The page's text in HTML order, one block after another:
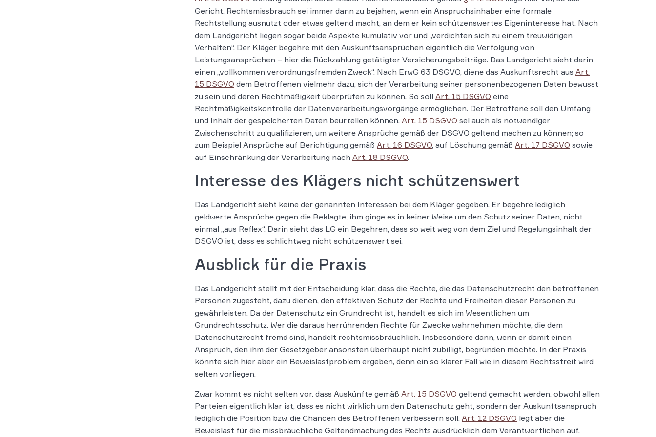
Gericht. Rechtsmissbrauch sei immer dann zu bejahen, wenn ein Anspruchsinhaber eine formale
Rechtstellung ausnutzt oder etwas geltend macht, an dem er kein schützenswertes Eigeninteresse hat. Nach
dem Landgericht liegen sogar beide Aspekte kumulativ vor und „verdichten sich zu einem treuwidrigen
Verhalten“. Der Kläger begehre mit den Auskunftsansprüchen eigentlich die Verfolgung von
Leistungsansprüchen – hier die Rückzahlung getätigter Versicherungsbeiträge. Das Landgericht sieht darin
einen „vollkommen verordnungsfremden Zweck“. Nach ErwG 63 DSGVO, diene das Auskunftsrecht aus Art.
15 DSGVO dem Betroffenen vielmehr dazu, sich der Verarbeitung seiner personenbezogenen Daten bewusst
zu sein und deren Rechtmäßigkeit überprüfen zu können. So soll Art. 15 DSGVO eine
Rechtmäßigkeitskontrolle der Datenverarbeitungsvorgänge ermöglichen. Der Betroffene soll den Umfang
und Inhalt der gespeicherten Daten beurteilen können. Art. 15 DSGVO sei auch als notwendiger
Zwischenschritt zu qualifizieren, um weitere Ansprüche gemäß der DSGVO geltend machen zu können; so
zum Beispiel Ansprüche auf Berichtigung gemäß Art. 16 DSGVO, auf Löschung gemäß Art. 17 DSGVO sowie
auf Einschränkung der Verarbeitung nach Art. 18 DSGVO.
Interesse des Klägers nicht schützenswert
Das Landgericht sieht keine der genannten Interessen bei dem Kläger gegeben. Er begehre lediglich
geldwerte Ansprüche gegen die Beklagte, ihm ginge es in keiner Weise um den Schutz seiner Daten, nicht
einmal „aus Reflex“. Darin sieht das LG ein Begehren, dass so weit weg von dem Ziel und Regelungsinhalt der
DSGVO ist, dass es schlichtweg nicht schützenswert sei.
Ausblick für die Praxis
Das Landgericht stellt mit der Entscheidung klar, dass die Rechte, die das Datenschutzrecht den betroffenen
Personen zugesteht, dazu dienen, den effektiven Schutz der Rechte und Freiheiten dieser Personen zu
gewährleisten. Da der Datenschutz ein Grundrecht ist, handelt es sich im Wesentlichen um
Grundrechtsschutz. Wer die daraus herrührenden Rechte für Zwecke wahrnehmen möchte, die dem
Datenschutzrecht fremd sind, handelt rechtsmissbräuchlich. Insbesondere dann, wenn er damit einen
Anspruch, den ihm der Gesetzgeber ansonsten überhaupt nicht zubilligt, begründen möchte. In der Praxis
könnte sich hier aber ein Beweislastproblem ergeben, denn ein so klarer Fall wie in diesem Rechtsstreit wird
selten vorliegen.
Zwar kommt es nicht selten vor, dass Auskünfte gemäß Art. 15 DSGVO geltend gemacht werden, obwohl allen
Parteien eigentlich klar ist, dass es nicht wirklich um den Datenschutz geht, sondern der Auskunftsanspruch
lediglich die Position bzw. die Chancen des Betroffenen verbessern soll. Art. 12 DSGVO legt aber die
Beweislast für die missbräuchliche Geltendmachung des Rechts ausdrücklich dem Verantwortlichen auf.